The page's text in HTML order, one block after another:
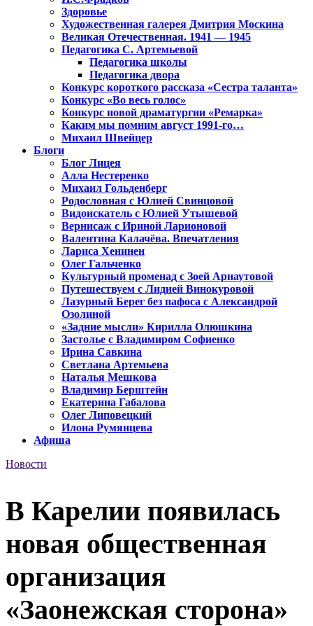
Здоровье
Художественная галерея Дмитрия Москина
Великая Отечественная. 1941 — 1945
Педагогика С. Артемьевой
Педагогика школы
Педагогика двора
Конкурс короткого рассказа «Сестра таланта»
Конкурс «Во весь голос»
Конкурс новой драматургии «Ремарка»
Каким мы помним август 1991-го…
Михаил Швейцер
Блоги
Блог Лицея
Алла Нестеренко
Михаил Гольденберг
Родословная с Юлией Свинцовой
Видоискатель с Юлией Утышевой
Вернисаж с Ириной Ларионовой
Валентина Калачёва. Впечатления
Лариса Хенинен
Олег Гальченко
Культурный променад с Зоей Арнаутовой
Путешествуем с Лидией Винокуровой
Лазурный Берег без пафоса с Александрой
Озолиной
«Задние мысли» Кирилла Олюшкина
Застолье с Владимиром Софиенко
Ирина Савкина
Светлана Артемьева
Наталья Мешкова
Владимир Берштейн
Екатерина Габалова
Олег Липовецкий
Илона Румянцева
Афиша
Новости
В Карелии появилась
новая общественная
организация
«Заонежская сторона»